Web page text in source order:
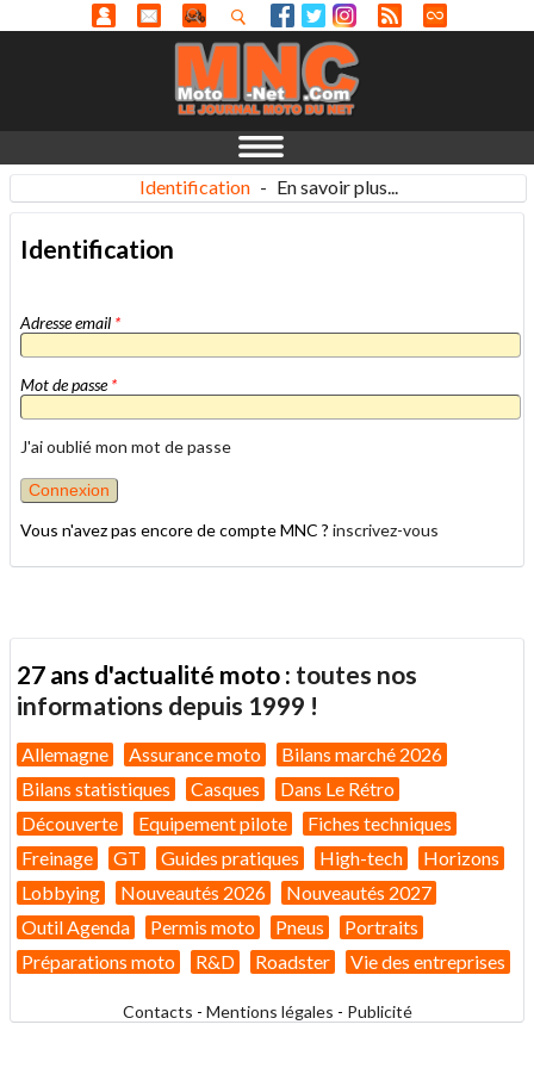
Identification - En savoir plus...
Identification
Adresse email *
Mot de passe*
J'ai oublié mon mot de passe
Vous n'avez pas encore de compte MNC ? inscrivez-vous
27 ans d'actualité moto : toutes nos
informations depuis 1999 !
Allemagne Assurance moto
Bilans marché 2026
Bilans statistiques
Casques
Dans Le Rétro
Découverte
Equipement pilote
Fiches techniques
Freinage
GT Guides pratiques High-tech
Horizons
Lobbying
Nouveautés 2026
Nouveautés 2027
Outil Agenda
Permis moto Pneus
Portraits
Préparations moto
R&D Roadster Vie des entreprises
Contacts - Mentions légales - Publicité